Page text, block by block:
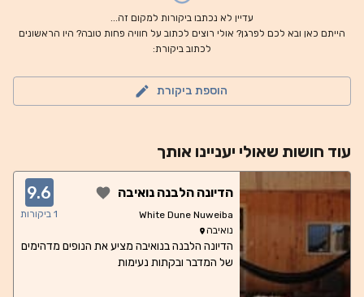
עדיין לא נכתבו ביקורות למקום זה...
הייתם כאן ובא לכם לפרגן? אולי רוצים לכתוב על חוויה פחות טובה? היו הראשונים
לכתוב ביקורת:
הוספת ביקורת
עוד חושות שאולי יעניינו אותך
הדיונה הלבנה נואיבה
White Dune Nuweiba
נואיבה
9.6
1 ביקורות
הדיונה הלבנה בנואיבה מציע את הנופים מדהימים
של המדבר ובקתות נעימות